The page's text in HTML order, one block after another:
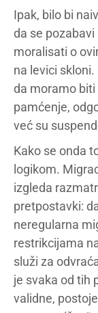
Ipak, bilo bi
da se
moralisati o
na levici
da moramo biti
pamćenje,
već su
Kako se onda
logikom.
izgleda
pretpostavki:
neregularna
restrikcijama
služi za
je svaka od tih
validne,